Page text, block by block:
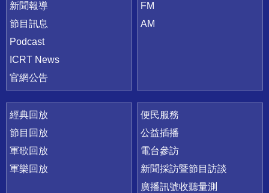
新聞報導
節目訊息
Podcast
ICRT News
官網公告
FM
AM
經典回放
節目回放
軍歌回放
軍樂回放
便民服務
公益插播
電台參訪
新聞採訪暨節目訪談
廣播訊號收聽量測